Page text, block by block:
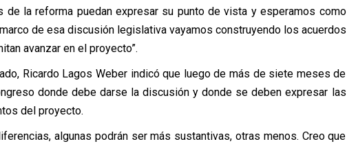
la reforma puedan expresar su punto de vista y esperamos como
de esa discusión legislativa vayamos construyendo los acuerdos
avanzar en el proyecto”.
Ricardo Lagos Weber indicó que luego de más de siete meses de
donde debe darse la discusión y donde se deben expresar las
del proyecto.
algunas podrán ser más sustantivas, otras menos. Creo que